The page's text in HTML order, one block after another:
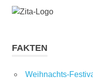
FAKTEN
Weihnachts-